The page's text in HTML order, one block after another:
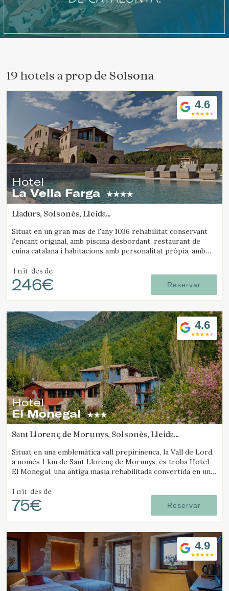
19 hotels a prop de Solsona
4.6
Hotel
La Vella Farga
Lladurs, Solsonès, Lleida
Situat en un gran mas de l'any 1036 rehabilitat conservant
l'encant original, amb piscina desbordant, restaurant de
cuina catalana i habitacions amb personalitat pròpia, amb
1 nit des de
246€ Reservar
4.6
Hotel
El Monegal
Sant Llorenç de Morunys, Solsonès, Lleida
Situat en una emblemàtica vall prepirinenca, la Vall de Lord,
a només 1 km de Sant Llorenç de Morunys, es troba Hotel
El Monegal, una antiga masia rehabilitada convertida en un
1 nit des de
75€ Reservar
4.9
Modificar cookies